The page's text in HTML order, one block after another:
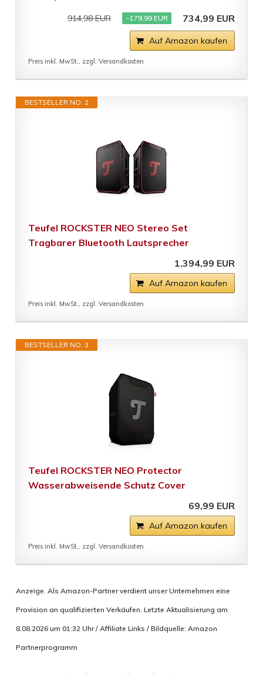
914,98 EUR −179,99 EUR 734,99 EUR
Auf Amazon kaufen
Preis inkl. MwSt., zzgl. Versandkosten
BESTSELLER NO. 2
Teufel ROCKSTER NEO Stereo Set
Tragbarer Bluetooth Lautsprecher
1.394,99 EUR
Auf Amazon kaufen
Preis inkl. MwSt., zzgl. Versandkosten
BESTSELLER NO. 3
Teufel ROCKSTER NEO Protector
Wasserabweisende Schutz Cover
69,99 EUR
Auf Amazon kaufen
Preis inkl. MwSt., zzgl. Versandkosten
Anzeige. Als Amazon-Partner verdient unser Unternehmen eine
Provision an qualifizierten Verkäufen. Letzte Aktualisierung am
8.08.2026 um 01:32 Uhr / Affiliate Links / Bildquelle: Amazon
Partnerprogramm